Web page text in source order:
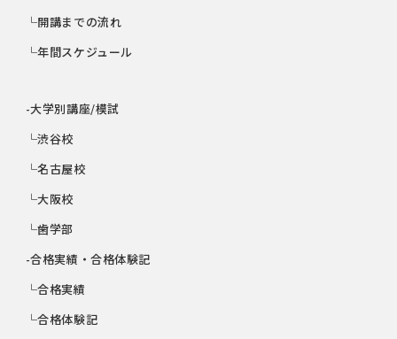
└開講までの流れ
└年間スケジュール
-大学別講座/模試
└渋谷校
└名古屋校
└大阪校
└歯学部
-合格実績・合格体験記
└合格実績
└合格体験記